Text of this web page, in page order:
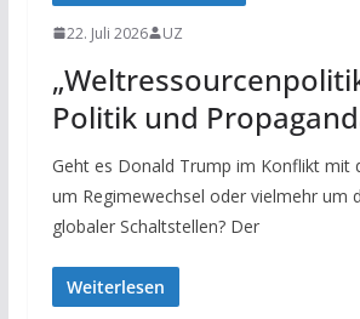
22. Juli 2026 UZ
Politik und
Geht es Donald Trump im Konflikt mit
um Regimewechsel oder vielmehr um
globaler Schaltstellen? Der
Weiterlesen